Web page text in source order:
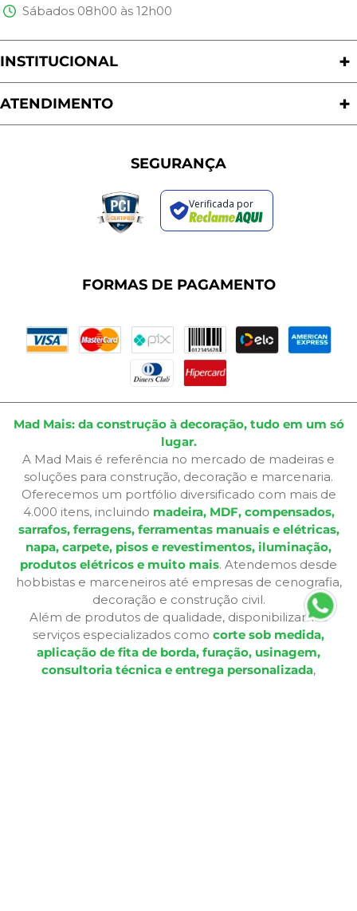
Sábados 08h00 às 12h00
INSTITUCIONAL
Quem Somos
Nossas Lojas
ATENDIMENTO
Política de Privacidade
Trocas e Devoluções
Regras de Promoções
Termos de Uso
Plano de Corte
SEGURANÇA
Verificada por
FORMAS DE PAGAMENTO
Mad Mais: da construção à decoração, tudo em um só
lugar.
A Mad Mais é referência no mercado de madeiras e
soluções para construção, decoração e marcenaria.
Oferecemos um portfólio diversificado com mais de
4.000 itens, incluindo madeira, MDF, compensados,
sarrafos, ferragens, ferramentas manuais e elétricas,
napa, carpete, pisos e revestimentos, iluminação,
produtos elétricos e muito mais. Atendemos desde
hobbistas e marceneiros até empresas de cenografia,
decoração e construção civil.
Além de produtos de qualidade, disponibilizamos
serviços especializados como corte sob medida,
aplicação de fita de borda, furação, usinagem,
consultoria técnica e entrega personalizada,